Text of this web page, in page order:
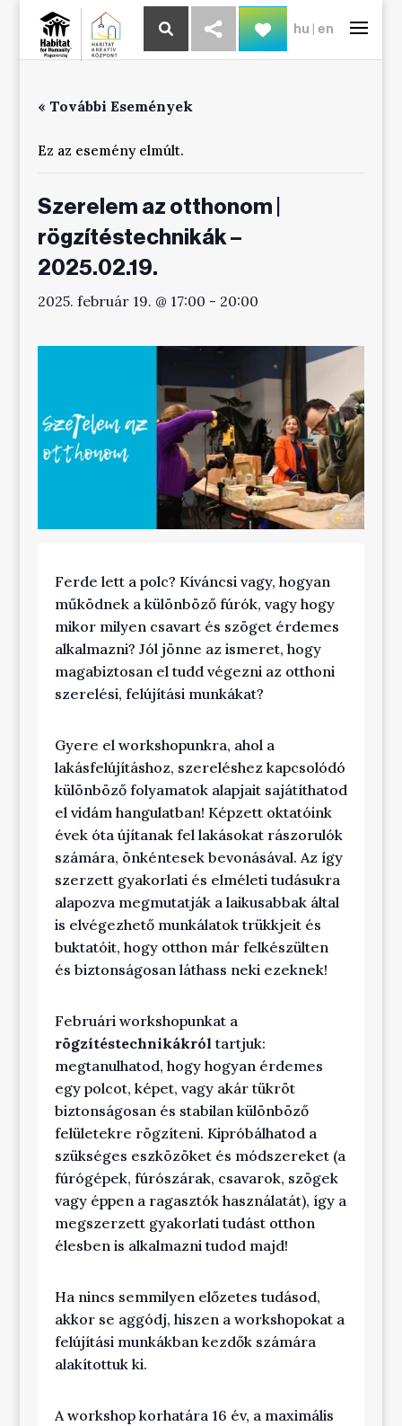
hu |en
« További Események
Ez az esemény elmúlt.
Szerelem az otthonom |
rögzítéstechnikák –
2025.02.19.
2025. február 19. @ 17:00 - 20:00
Ferde lett a polc? Kíváncsi vagy, hogyan
működnek a különböző fúrók, vagy hogy
mikor milyen csavart és szöget érdemes
alkalmazni? Jól jönne az ismeret, hogy
magabiztosan el tudd végezni az otthoni
szerelési, felújítási munkákat?
Gyere el workshopunkra, ahol a
lakásfelújításhoz, szereléshez kapcsolódó
különböző folyamatok alapjait sajátíthatod
el vidám hangulatban! Képzett oktatóink
évek óta újítanak fel lakásokat rászorulók
számára, önkéntesek bevonásával. Az így
szerzett gyakorlati és elméleti tudásukra
alapozva megmutatják a laikusabbak által
is elvégezhető munkálatok trükkjeit és
buktatóit, hogy otthon már felkészülten
és biztonságosan láthass neki ezeknek!
Februári workshopunkat a
rögzítéstechnikákról tartjuk:
megtanulhatod, hogy hogyan érdemes
egy polcot, képet, vagy akár tükröt
biztonságosan és stabilan különböző
felületekre rögzíteni. Kipróbálhatod a
szükséges eszközöket és módszereket (a
fúrógépek, fúrószárak, csavarok, szögek
vagy éppen a ragasztók használatát), így a
megszerzett gyakorlati tudást otthon
élesben is alkalmazni tudod majd!
Ha nincs semmilyen előzetes tudásod,
akkor se aggódj, hiszen a workshopokat a
felújítási munkákban kezdők számára
alakítottuk ki.
A workshop korhatára 16 év, a maximális